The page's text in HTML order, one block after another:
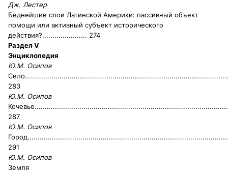
Дж. Лестер
Беднейшие слои Латинской Америки: пассивный объект
помощи или активный субъект исторического
действия?...................... 274
Раздел V
Энциклопедия
Ю.М. Осипов
Село
283
Ю.М. Осипов
Кочевье
287
Ю.М. Осипов
Город
291
Ю.М. Осипов
Земля